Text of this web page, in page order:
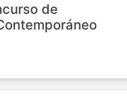
de